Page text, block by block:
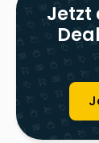
Jetzt